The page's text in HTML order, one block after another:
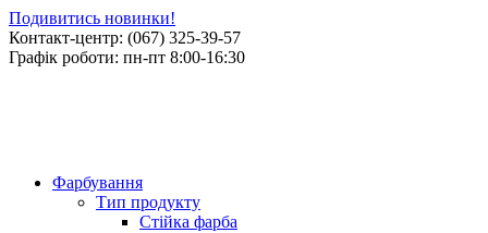
Подивитись новинки!
Контакт-центр: (067) 325-39-57
Графік роботи: пн-пт 8:00-16:30
Фарбування
Тип продукту
Стійка фарба